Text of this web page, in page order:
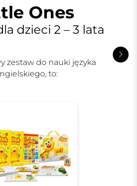
Ones
dzieci 2 – 3 lata
zestaw do nauki języka
to: